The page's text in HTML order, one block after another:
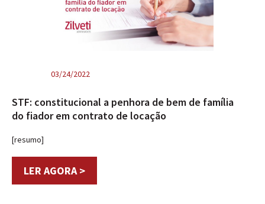
03/24/2022
STF: constitucional a penhora de bem de família
do fiador em contrato de locação
[resumo]
LER AGORA >